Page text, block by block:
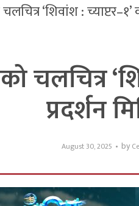
‘शिवांश :
चलचित्र
प्रदर्शन
August 30, 2025 by